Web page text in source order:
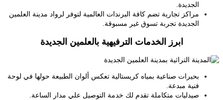
الجديدة.
مراكز تجارية تضم كافة البرندات العالمية لتوفر لرواد مدينة العلمين
الجديدة تجربة تسوق غير مسبوقة.
ابرز الخدمات الترفيهية بالعلمين الجديدة
بحيرات صناعية بمياه كريستالية تعكس ألوان الطبيعة حولها في لوحة
فنية مبدعة.
صيدليات متكاملة تقدم لك خدمة التوصيل علي مدار الساعة.